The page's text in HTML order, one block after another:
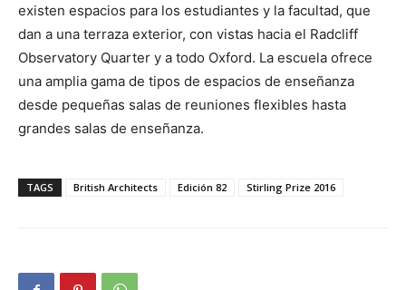
existen espacios para los estudiantes y la facultad, que
dan a una terraza exterior, con vistas hacia el Radcliff
Observatory Quarter y a todo Oxford. La escuela ofrece
una amplia gama de tipos de espacios de enseñanza
desde pequeñas salas de reuniones flexibles hasta
grandes salas de enseñanza.
TAGS British Architects Edición 82 Stirling Prize 2016